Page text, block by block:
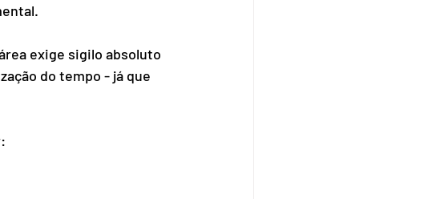
exige sigilo absoluto
do tempo - já que